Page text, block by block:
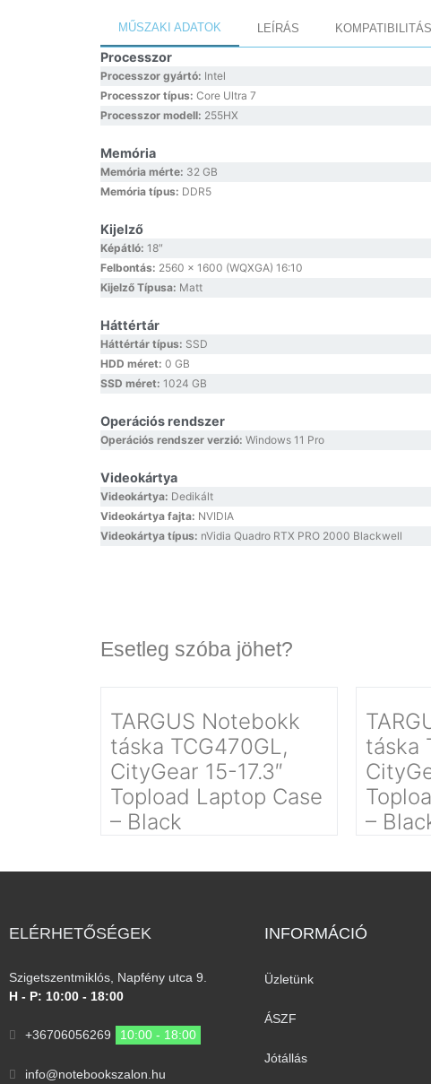
MŰSZAKI ADATOK LEÍRÁS KOMPATIBILITÁS
Processzor
Processzor gyártó: Intel
Processzor típus: Core Ultra 7
Processzor modell: 255HX
Memória
Memória mérte: 32 GB
Memória típus: DDR5
Kijelző
Képátló: 18″
Felbontás: 2560 x 1600 (WQXGA) 16:10
Kijelző Típusa: Matt
Háttértár
Háttértár típus: SSD
HDD méret: 0 GB
SSD méret: 1024 GB
Operációs rendszer
Operációs rendszer verzió: Windows 11 Pro
Videokártya
Videokártya: Dedikált
Videokártya fajta: NVIDIA
Videokártya típus: nVidia Quadro RTX PRO 2000 Blackwell
Esetleg szóba jöhet?
TARGUS Notebokk
táska TCG470GL,
CityGear 15-17.3″
Topload Laptop Case
– Black
táska
–
ELÉRHETŐSÉGEK
Szigetszentmiklós, Napfény utca 9.
H - P: 10:00 - 18:00
+36706056269 10:00 - 18:00
info@notebookszalon.hu
INFORMÁCIÓ​
Üzletünk
ÁSZF
Jótállás